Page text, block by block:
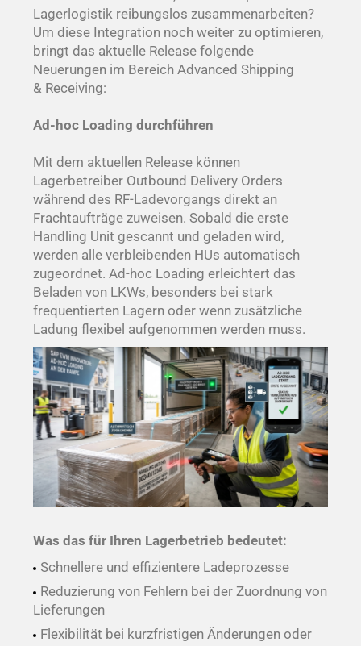
Lagerlogistik reibungslos zusammenarbeiten?
Um diese Integration noch weiter zu optimieren,
bringt das aktuelle Release folgende
Neuerungen im BereichAdvanced Shipping
& Receiving:
Ad-hoc Loading durchführen
Mit dem aktuellen Release können
Lagerbetreiber Outbound Delivery Orders
während des RF-Ladevorgangs direkt an
Frachtaufträge zuweisen. Sobald die erste
Handling Unit gescannt und geladen wird,
werden alle verbleibenden HUs automatisch
zugeordnet. Ad-hoc Loading erleichtert das
Beladen von LKWs, besonders bei stark
frequentierten Lagern oder wenn zusätzliche
Ladung flexibel aufgenommen werden muss.
Was das für Ihren Lagerbetrieb bedeutet:
Schnellere und effizientere Ladeprozesse
Reduzierung von Fehlern bei der Zuordnung von
Lieferungen
Flexibilität bei kurzfristigen Änderungen oder